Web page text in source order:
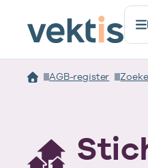
AGB-register